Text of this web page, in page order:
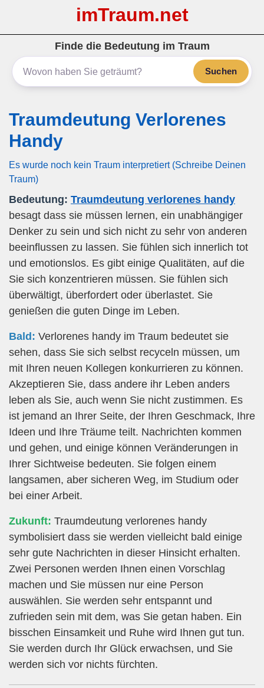
imTraum.net
Finde die Bedeutung im Traum
Suchen
Traumdeutung Verlorenes
Handy
Es wurde noch kein Traum interpretiert (Schreibe Deinen
Traum)
Bedeutung: Traumdeutung verlorenes handy
besagt dass sie müssen lernen, ein unabhängiger
Denker zu sein und sich nicht zu sehr von anderen
beeinflussen zu lassen. Sie fühlen sich innerlich tot
und emotionslos. Es gibt einige Qualitäten, auf die
Sie sich konzentrieren müssen. Sie fühlen sich
überwältigt, überfordert oder überlastet. Sie
genießen die guten Dinge im Leben.
Bald: Verlorenes handy im Traum bedeutet sie
sehen, dass Sie sich selbst recyceln müssen, um
mit Ihren neuen Kollegen konkurrieren zu können.
Akzeptieren Sie, dass andere ihr Leben anders
leben als Sie, auch wenn Sie nicht zustimmen. Es
ist jemand an Ihrer Seite, der Ihren Geschmack, Ihre
Ideen und Ihre Träume teilt. Nachrichten kommen
und gehen, und einige können Veränderungen in
Ihrer Sichtweise bedeuten. Sie folgen einem
langsamen, aber sicheren Weg, im Studium oder
bei einer Arbeit.
Zukunft: Traumdeutung verlorenes handy
symbolisiert dass sie werden vielleicht bald einige
sehr gute Nachrichten in dieser Hinsicht erhalten.
Zwei Personen werden Ihnen einen Vorschlag
machen und Sie müssen nur eine Person
auswählen. Sie werden sehr entspannt und
zufrieden sein mit dem, was Sie getan haben. Ein
bisschen Einsamkeit und Ruhe wird Ihnen gut tun.
Sie werden durch Ihr Glück erwachsen, und Sie
werden sich vor nichts fürchten.